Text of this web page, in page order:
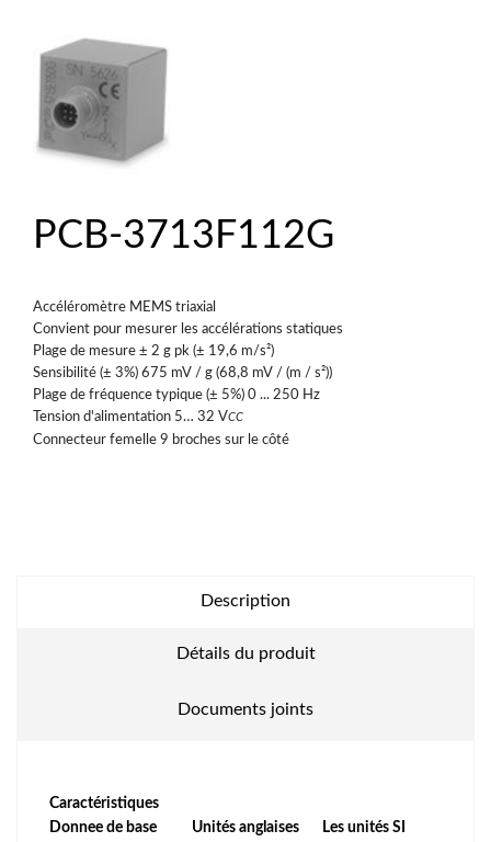
PCB-3713F112G
Accéléromètre MEMS triaxial
Convient pour mesurer les accélérations statiques
Plage de mesure ± 2 g pk (± 19,6 m/s²)
Sensibilité (± 3%) 675 mV / g (68,8 mV / (m / s²))
Plage de fréquence typique (± 5%) 0 ... 250 Hz
Tension d'alimentation 5… 32 VCC
Connecteur femelle 9 broches sur le côté
Description
Détails du produit
Documents joints
Caractéristiques
Donnee de base
Unités anglaises Les unités SI